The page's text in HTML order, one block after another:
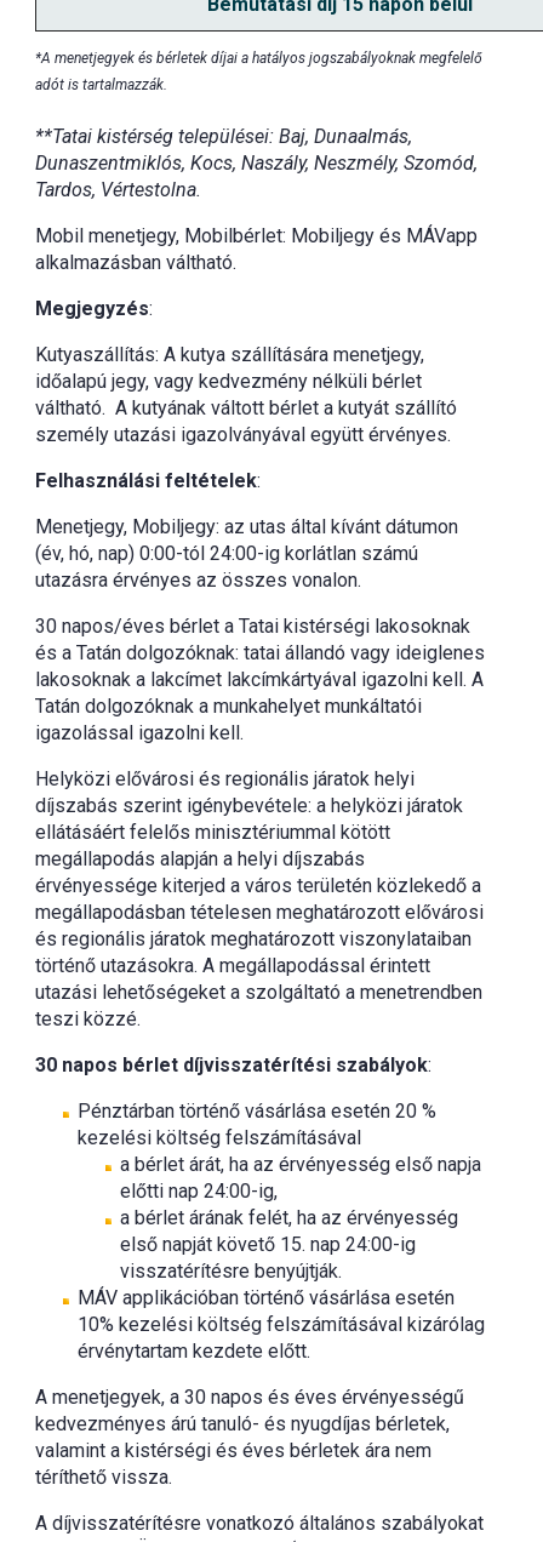
*A menetjegyek és bérletek díjai a hatályos jogszabályoknak megfelelő
adót is tartalmazzák.
**Tatai kistérség települései: Baj, Dunaalmás,
Dunaszentmiklós, Kocs, Naszály, Neszmély, Szomód,
Tardos, Vértestolna.
Mobil menetjegy, Mobilbérlet: Mobiljegy és MÁVapp
alkalmazásban váltható.
Megjegyzés:
Kutyaszállítás: A kutya szállítására menetjegy,
időalapú jegy, vagy kedvezmény nélküli bérlet
váltható. A kutyának váltott bérlet a kutyát szállító
személy utazási igazolványával együtt érvényes.
Felhasználási feltételek:
Menetjegy, Mobiljegy: az utas által kívánt dátumon
(év, hó, nap) 0:00-tól 24:00-ig korlátlan számú
utazásra érvényes az összes vonalon.
30 napos/éves bérlet a Tatai kistérségi lakosoknak
és a Tatán dolgozóknak: tatai állandó vagy ideiglenes
lakosoknak a lakcímet lakcímkártyával igazolni kell. A
Tatán dolgozóknak a munkahelyet munkáltatói
igazolással igazolni kell.
Helyközi elővárosi és regionális járatok helyi
díjszabás szerint igénybevétele: a helyközi járatok
ellátásáért felelős minisztériummal kötött
megállapodás alapján a helyi díjszabás
érvényessége kiterjed a város területén közlekedő a
megállapodásban tételesen meghatározott elővárosi
és regionális járatok meghatározott viszonylataiban
történő utazásokra. A megállapodással érintett
utazási lehetőségeket a szolgáltató a menetrendben
teszi közzé.
30 napos bérlet díjvisszatérítési szabályok:
Pénztárban történő vásárlása esetén 20 %
kezelési költség felszámításával
a bérlet árát, ha az érvényesség első napja
előtti nap 24:00-ig,
a bérlet árának felét, ha az érvényesség
első napját követő 15. nap 24:00-ig
visszatérítésre benyújtják.
MÁV applikációban történő vásárlása esetén
10% kezelési költség felszámításával kizárólag
érvénytartam kezdete előtt.
A menetjegyek, a 30 napos és éves érvényességű
kedvezményes árú tanuló- és nyugdíjas bérletek,
valamint a kistérségi és éves bérletek ára nem
téríthető vissza.
A díjvisszatérítésre vonatkozó általános szabályokat